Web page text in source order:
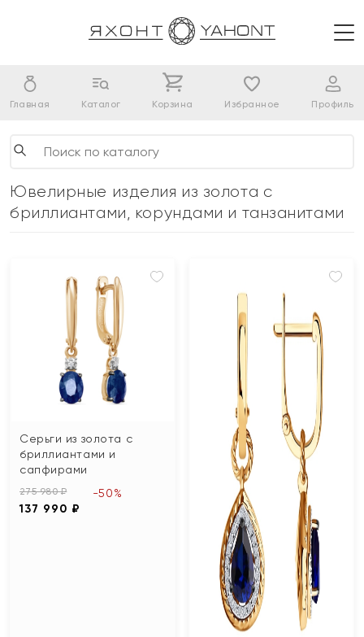
Главная Каталог Корзина Избранное Профиль
Ювелирные изделия из золота с
бриллиантами, корундами и танзанитами
Серьги из золота с
бриллиантами и
сапфирами
275 980 ₽
137 990 ₽
-50%